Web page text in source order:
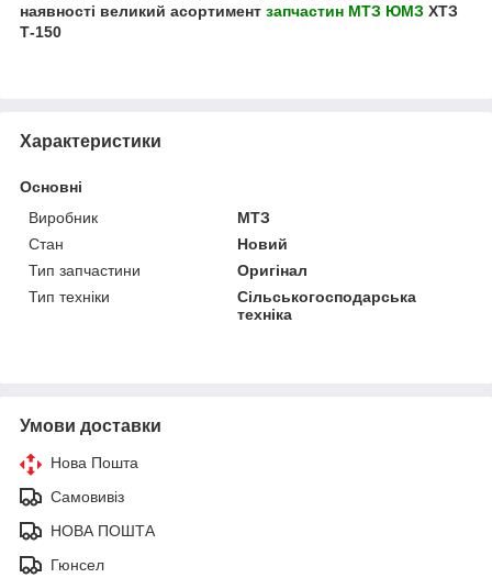
наявності великий асортимент запчастин МТЗ ЮМЗ ХТЗ
Т-150
Характеристики
Основні
Виробник
МТЗ
Стан
Новий
Тип запчастини
Оригінал
Тип техніки
Сільськогосподарська
техніка
Умови доставки
Нова Пошта
Самовивіз
НОВА ПОШТА
Гюнсел